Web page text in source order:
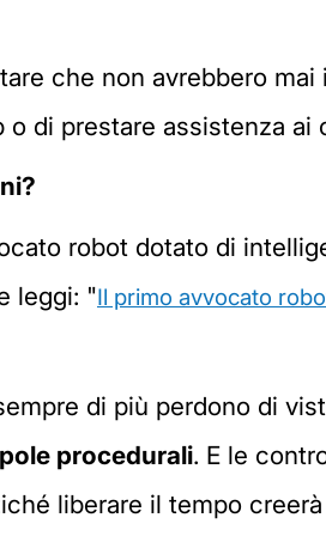
che non avrebbero mai
di prestare assistenza ai
robot dotato di
leggi: "Il primo avvocato
di più perdono di
procedurali. E le
liberare il tempo